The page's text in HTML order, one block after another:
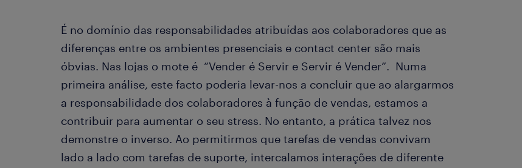
É no domínio das responsabilidades atribuídas aos colaboradores que as
diferenças entre os ambientes presenciais e contact center são mais
óbvias. Nas lojas o mote é “Vender é Servir e Servir é Vender”. Numa
primeira análise, este facto poderia levar-nos a concluir que ao alargarmos
a responsabilidade dos colaboradores à função de vendas, estamos a
contribuir para aumentar o seu stress. No entanto, a prática talvez nos
demonstre o inverso. Ao permitirmos que tarefas de vendas convivam
lado a lado com tarefas de suporte, intercalamos interações de diferente